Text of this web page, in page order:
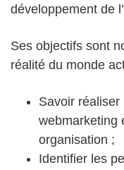
développement de
Ses objectifs sont
réalité du monde
Savoir
webmarketing
organisation ;
Identifier les